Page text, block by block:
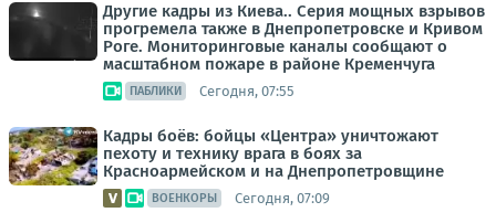
Другие кадры из Киева.. Серия мощных взрывов
прогремела также в Днепропетровске и Кривом
Роге. Мониторинговые каналы сообщают о
масштабном пожаре в районе Кременчуга
ПАБЛИКИ Сегодня, 07:55
Кадры боёв: бойцы «Центра» уничтожают
пехоту и технику врага в боях за
Красноармейском и на Днепропетровщине
ВОЕНКОРЫ Сегодня, 07:09